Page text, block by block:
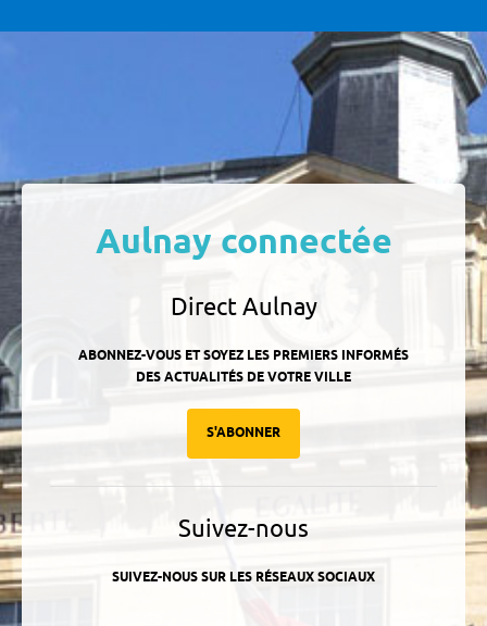
Aulnay connectée
Direct Aulnay
ABONNEZ-VOUS ET SOYEZ LES PREMIERS INFORMÉS
DES ACTUALITÉS DE VOTRE VILLE
S'ABONNER
Suivez-nous
SUIVEZ-NOUS SUR LES RÉSEAUX SOCIAUX